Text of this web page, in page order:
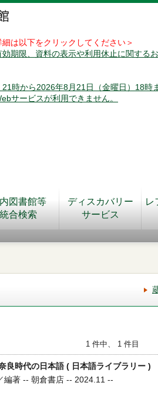
は以下をクリックしてください＞
効期限、資料の表示や利用休止に関する
21時から2026年8月21日（金曜日）18時
サービスが利用できません。
図書館等
統合検索
ディスカバリー
サービス
レ
1 件中、 1 件目
良時代の日本語 ( 日本語ライブラリー )
編著 -- 朝倉書店 -- 2024.11 --